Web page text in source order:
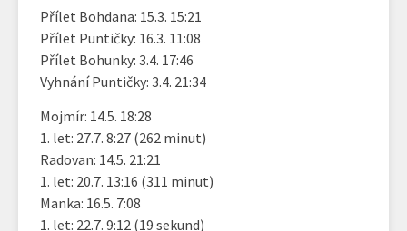
Přílet Bohdana: 15.3. 15:21
Přílet Puntičky: 16.3. 11:08
Přílet Bohunky: 3.4. 17:46
Vyhnání Puntičky: 3.4. 21:34
Mojmír: 14.5. 18:28
1. let: 27.7. 8:27 (262 minut)
Radovan: 14.5. 21:21
1. let: 20.7. 13:16 (311 minut)
Manka: 16.5. 7:08
1. let: 22.7. 9:12 (19 sekund)